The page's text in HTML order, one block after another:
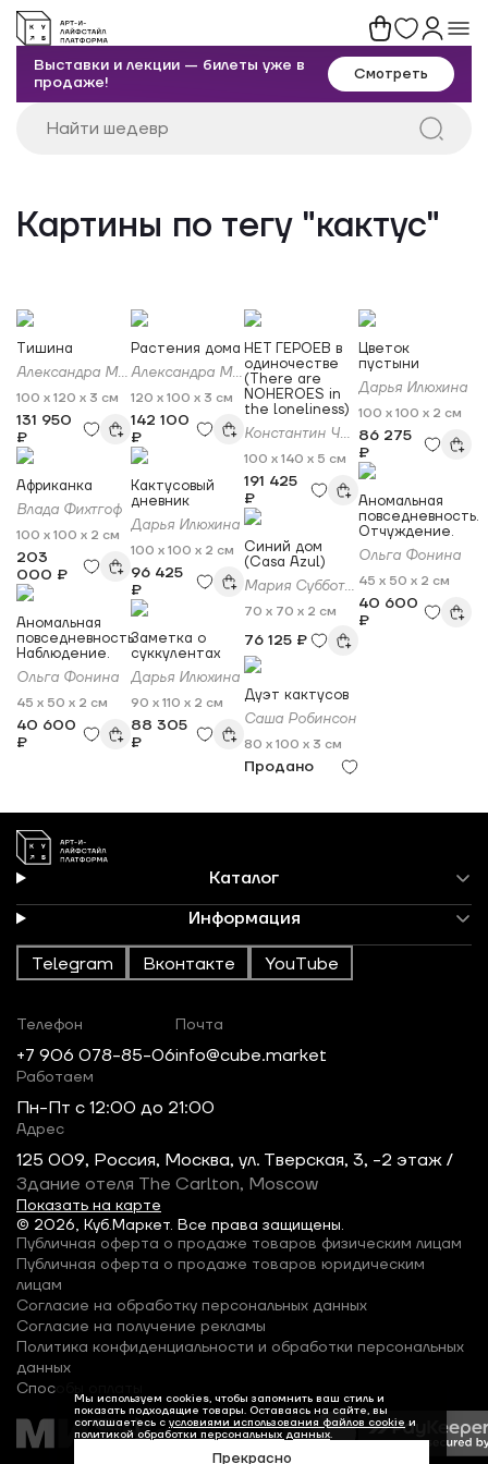
Выставки и лекции — билеты уже в
продаже!
Смотреть
Картины по тегу "кактус"
Тишина
Александра Мато
100 x 120 x 3 см
131 950
₽
Африканка
Влада Фихтгоф
100 x 100 x 2 см
203
000 ₽
Аномальная
повседневность.
Наблюдение.
Ольга Фонина
45 x 50 x 2 см
40 600
₽
Растения дома
Александра Мато
120 x 100 x 3 см
142 100
₽
Кактусовый
дневник
Дарья Илюхина
100 x 100 x 2 см
96 425
₽
Заметка о
суккулентах
Дарья Илюхина
90 x 110 x 2 см
88 305
₽
НЕТ ГЕРОЕВ в
одиночестве
(There are
NOHEROES in
the loneliness)
Константин Чирков
100 x 140 x 5 см
191 425
₽
Синий дом
(Casa Azul)
Мария Субботина
70 x 70 x 2 см
76 125 ₽
Дуэт кактусов
Саша Робинсон
80 x 100 x 3 см
Продано
Цветок
пустыни
Дарья Илюхина
100 x 100 x 2 см
86 275
₽
Аномальная
повседневность.
Отчуждение.
Ольга Фонина
45 x 50 x 2 см
40 600
₽
Каталог
Информация
Telegram Вконтакте YouTube
© 2026, Куб.Маркет. Все права защищены.
Телефон
+7 906 078-85-06
Почта
info@cube.market
Работаем
Пн-Пт c 12:00 до 21:00
Адрес
125 009, Россия, Москва, ул. Тверская, 3, -2 этаж /
Здание отеля The Carlton, Moscow
Показать на карте
Публичная оферта о продаже товаров физическим лицам
Публичная оферта о продаже товаров юридическим
лицам
Согласие на обработку персональных данных
Согласие на получение рекламы
Политика конфиденциальности и обработки персональных
данных
Способы оплатыМы используем cookies, чтобы запомнить ваш стиль и
показать подходящие товары. Оставаясь на сайте, вы
соглашаетесь с условиями использования файлов cookie и
политикой обработки персональных данных.
Прекрасно